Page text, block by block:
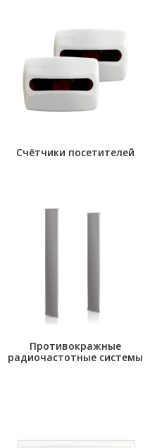
Счётчики посетителей
Противокражные
радиочастотные системы